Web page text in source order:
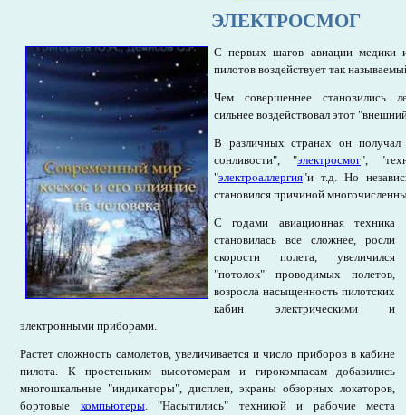
ЭЛЕКТРОСМОГ
С первых шагов авиации медики
пилотов воздействует так
Чем совершеннее становились
сильнее воздействовал этот
В различных странах он получал
сонливости", "электросмог",
"электроаллергия"и т.д. Но
становился причиной
С годами авиационная техника
становилась все сложнее, росли
скорости полета, увеличился
"потолок" проводимых полетов,
возросла насыщенность пилотских
кабин электрическими и
электронными приборами.
Растет сложность самолетов, увеличивается и число приборов в кабине
пилота. К простеньким высотомерам и гирокомпасам добавились
многошкальные "индикаторы", дисплеи, экраны обзорных локаторов,
бортовые компьютеры. "Насытились" техникой и рабочие места